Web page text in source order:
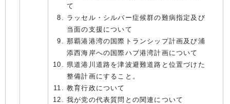
て
ラッセル・シルバー症候群の難病指定及び
当面の支援について
那覇港港湾の国際トランシップ計画及び浦
添西海岸への国際ハブ港湾計画について
県道港川道路を津波避難道路と位置づけた
整備計画にすること。
教育行政について
我が党の代表質問との関連について